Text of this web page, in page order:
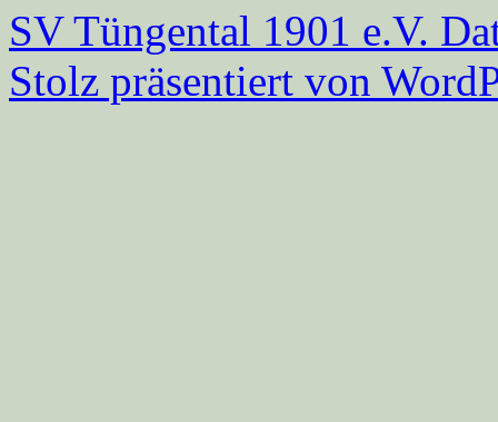
SV Tüngental 1901 e.V.
Stolz präsentiert von